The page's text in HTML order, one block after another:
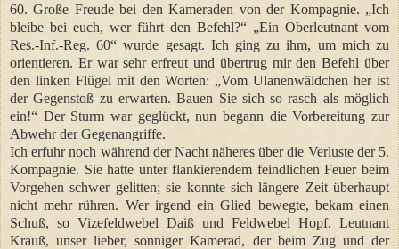
60. Große Freude bei den Kameraden von der Kompagnie. „Ich
bleibe bei euch, wer führt den Befehl?“ „Ein Oberleutnant vom
Res.-Inf.-Reg. 60“ wurde gesagt. Ich ging zu ihm, um mich zu
orientieren. Er war sehr erfreut und übertrug mir den Befehl über
den linken Flügel mit den Worten: „Vom Ulanenwäldchen her ist
der Gegenstoß zu erwarten. Bauen Sie sich so rasch als möglich
ein!“ Der Sturm war geglückt, nun begann die Vorbereitung zur
Abwehr der Gegenangriffe.
Ich erfuhr noch während der Nacht näheres über die Verluste der 5.
Kompagnie. Sie hatte unter flankierendem feindlichen Feuer beim
Vorgehen schwer gelitten; sie konnte sich längere Zeit überhaupt
nicht mehr rühren. Wer irgend ein Glied bewegte, bekam einen
Schuß, so Vizefeldwebel Daiß und Feldwebel Hopf. Leutnant
Krauß, unser lieber, sonniger Kamerad, der beim Zug und der